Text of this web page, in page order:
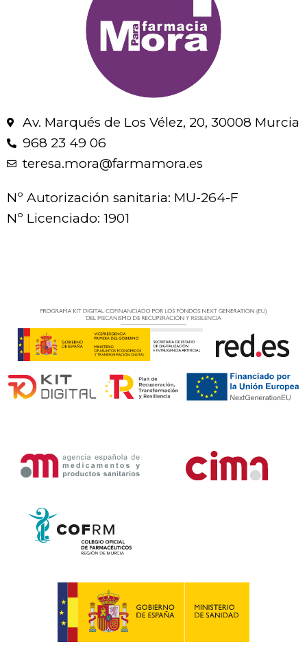
Av. Marqués de Los Vélez, 20, 30008 Murcia
968 23 49 06
teresa.mora@farmamora.es
Nº Autorización sanitaria: MU-264-F
Nº Licenciado: 1901